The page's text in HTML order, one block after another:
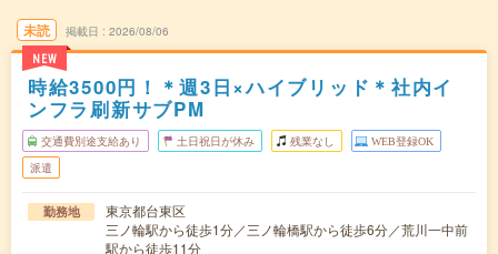
未読
NEW
掲載日 2026/08/06
時給3500円！＊週3日×ハイブリッド＊社内イ
ンフラ刷新サブPM
交通費別途支給あり 土日祝日が休み 残業なし WEB登録OK
派遣
勤務地
東京都台東区
三ノ輪駅から徒歩1分／三ノ輪橋駅から徒歩6分／荒川一中前
駅から徒歩11分